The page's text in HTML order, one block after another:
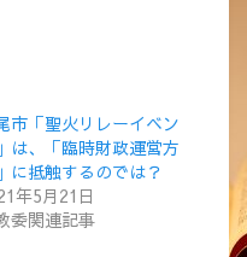
市「聖火リレーイベン
は、「臨時財政運営方
に抵触するのでは？
年5月21日
委関連記事